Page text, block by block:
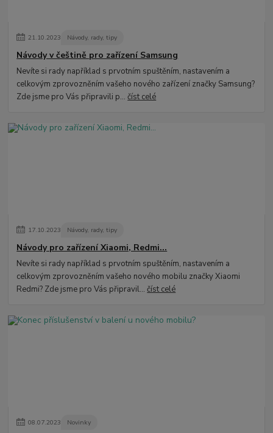
21.10.2023 Návody, rady, tipy
Návody v češtině pro zařízení Samsung
Nevíte si rady například s prvotním spuštěním, nastavením a
celkovým zprovozněním vašeho nového zařízení značky Samsung?
Zde jsme pro Vás připravili p...číst celé
17.10.2023 Návody, rady, tipy
Návody pro zařízení Xiaomi, Redmi...
Nevíte si rady například s prvotním spuštěním, nastavením a
celkovým zprovozněním vašeho nového mobilu značky Xiaomi
Redmi? Zde jsme pro Vás připravil...číst celé
08.07.2023 Novinky